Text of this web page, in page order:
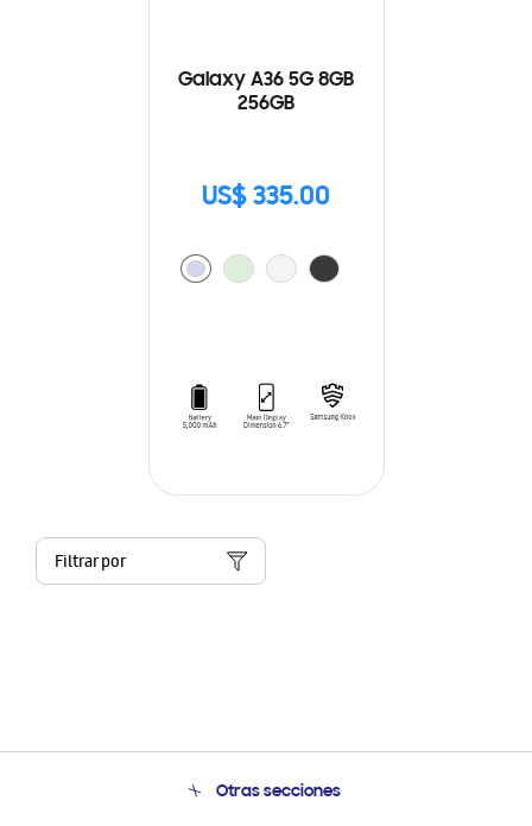
Galaxy A36 5G 8GB
256GB
US$ 335.00
Filtrar por
Otras secciones